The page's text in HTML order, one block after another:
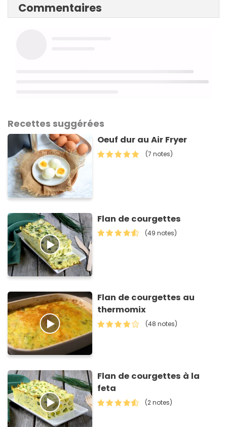
Commentaires
Recettes suggérées
Oeuf dur au Air Fryer
(7 notes)
Flan de courgettes
(49 notes)
Flan de courgettes au
thermomix
(48 notes)
Flan de courgettes à la
feta
(2 notes)